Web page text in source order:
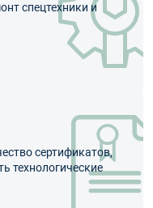
спецтехники и
сертификатов,
технологические